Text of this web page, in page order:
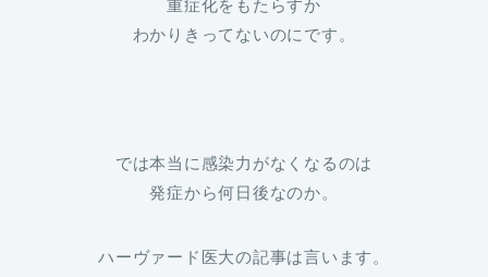
重症化をもたらすか
わかりきってないのにです。
では本当に感染力がなくなるのは
発症から何日後なのか。
ハーヴァード医大の記事は言います。